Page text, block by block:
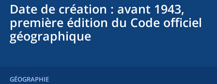
Date de création : avant 1943,
première édition du Code officiel
géographique
GÉOGRAPHIE